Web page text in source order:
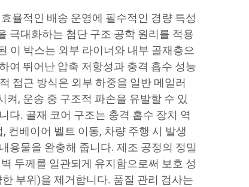
율적인 배송 운영에 필수적인 경량 특성
극대화하는 첨단 구조 공학 원리를 적용
이 박스는 외부 라이너와 내부 골재층으
여 뛰어난 압축 저항성과 충격 흡수 성능
접근 방식은 외부 하중을 일반 메일러
켜, 운송 중 구조적 파손을 유발할 수 있
다. 골재 코어 구조는 충격 흡수 장치 역
컨베이어 벨트 이동, 차량 주행 시 발생
용물을 완충해 줍니다. 제조 공정의 정밀
두께를 일관되게 유지함으로써 보호 성
부위)을 제거합니다. 품질 관리 검사는